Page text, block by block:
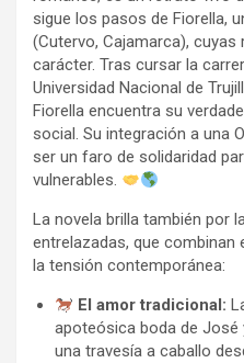
sigue los pasos de Fiorella,
(Cutervo, Cajamarca),
carácter. Tras cursar la
Universidad Nacional de
Fiorella encuentra su
social. Su integración a una
ser un faro de solidaridad
vulnerables.
La novela brilla también por
entrelazadas, que
la tensión contemporánea:
El amor tradicional:
apoteósica boda de José
una travesía a caballo